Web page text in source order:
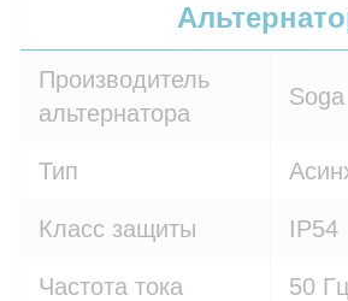
Производитель
альтернатора
Soga
Тип
Класс защиты IP54
Частота тока 50 Гц